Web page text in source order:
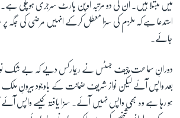
میں مبتلا ہیں۔ ان کی دو مرتبہ اوپن ہارٹ سرجری ہوچکی ہے۔
استدعا ہے کہ ملزم کی سزا معطل کرکے انہیں مرضی کی جگہ
جائے۔
دورانِ سماعت چیف جسٹس نے ریمارکس دیے کہ بے شک
بعد واپس آئے لیکن نواز شریف ضمانت کے باوجود بیرونِ ملک
ہو رہا ہے وہ بھی واپس نہیں آئے۔ سزا یافتہ کیسے واپس آئے